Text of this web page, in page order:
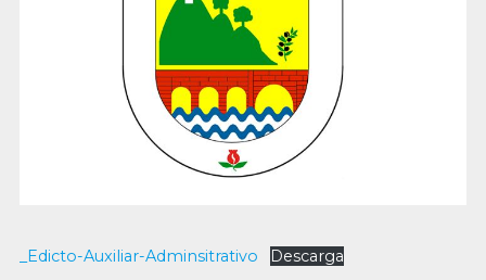
_Edicto-Auxiliar-Adminsitrativo
Descarga